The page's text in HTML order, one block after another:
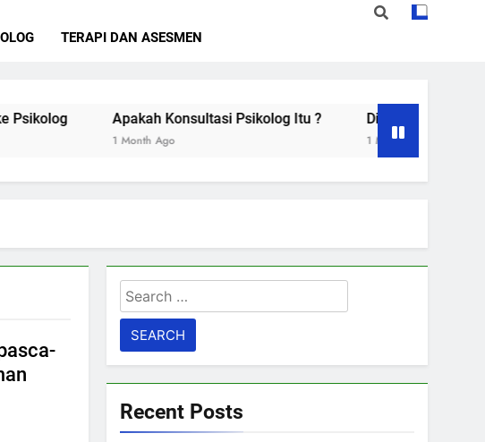
TERAPI DAN ASESMEN
Apakah Konsultasi Psikolog Itu ? Dinamika Psikologis
Search
for:
Recent Posts